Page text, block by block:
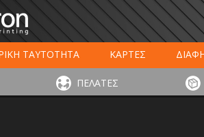
ΤΑΥΤΟΤΗΤΑ ΚΑΡΤΕΣ
LARGE FORMAT ΕΚΤΥΠΩΣΕΙΣ
ΠΕΛΑΤΕΣ